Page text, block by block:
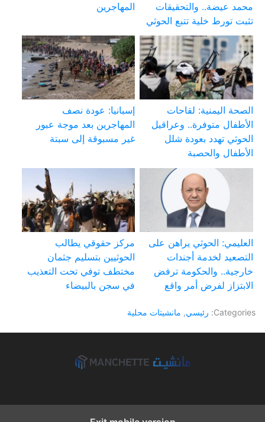
محمد عيضة.. والتحقيقات
تثبت تورط خلية تتبع الحوثي
المهاجرين
الصحة اليمنية: لقاحات
الأطفال متوفرة.. وعراقيل
الحوثي تهدد بعودة شلل
الأطفال والحصبة
إسبانيا: عودة نصف
المهاجرين بعد موجة عبور
غير مسبوقة إلى سبتة
العليمي: الحوثي يراهن على
التصعيد لخدمة أجندات
خارجية.. والحكومة ترفض
الابتزاز لفرض أمر واقع
مركز حقوقي يطالب
الحوثيين بتسليم جثمان
مختطف توفي تحت التعذيب
في سجن بالبيضاء
Categories: رئيسي, مانشيتات محلية